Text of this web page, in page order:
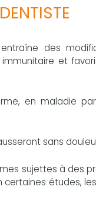
des
et
en maladie
sans
sujettes à des
certaines études,